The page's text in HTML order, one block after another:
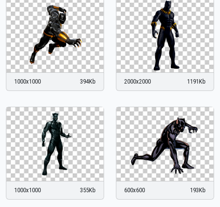
1000x1000 394Kb 2000x2000 1191Kb
1000x1000 355Kb 600x600 193Kb